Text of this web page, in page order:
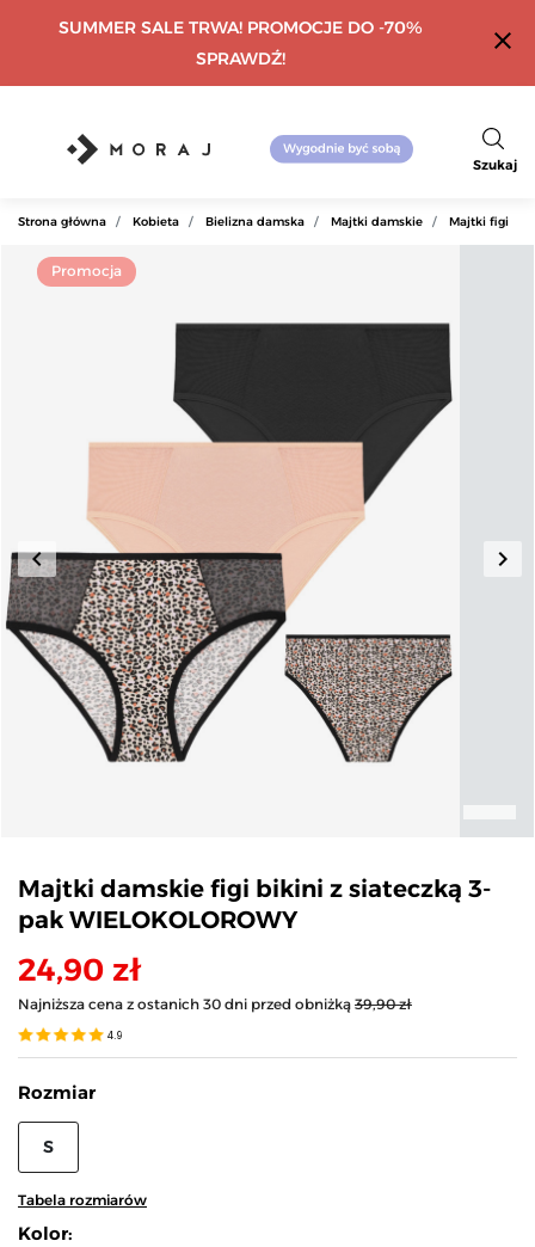
SUMMER SALE TRWA! PROMOCJE DO -70%
SPRAWDŹ!
close
Szukaj
Strona główna Kobieta Bielizna damska Majtki damskie Majtki figi
Promocja
Poprzedni
keyboard_arrow_left keyboard_arrow_right
Majtki damskie figi bikini z siateczką 3-
pak WIELOKOLOROWY
24,90 zł
Najniższa cena z ostanich 30 dni przed obniżką 39,90 zł
4.9
Rozmiar
S
Tabela rozmiarów
Kolor: